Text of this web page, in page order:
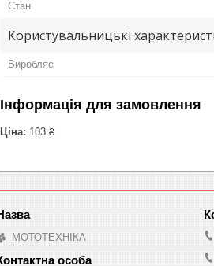
Стан
Користувальницькі
Виробляє
Інформація для замовлення
Ціна: 103 ₴
МОТОТЕХНІКА